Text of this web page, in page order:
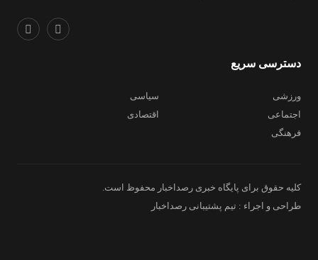
دسترسی سریع
ورزشی
سیاسی
اجتماعی
اقتصادی
فرهنگی
کلیه حقوق برای پایگاه خبری رصداخبار محفوظ است.
طراحی و اجراء : تیم پشتیبانی رصداخبار